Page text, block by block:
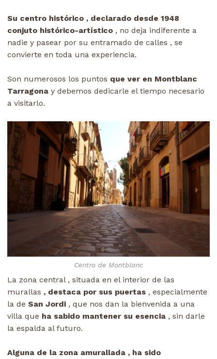
Su centro histórico , declarado desde 1948
conjuto histórico-artístico , no deja indiferente a
nadie y pasear por su entramado de calles , se
convierte en toda una experiencia.
Son numerosos los puntos que ver en Montblanc
Tarragona y debemos dedicarle el tiempo necesario
a visitarlo.
Centro de Montblanc
La zona central , situada en el interior de las
murallas , destaca por sus puertas , especialmente
la de San Jordi , que nos dan la bienvenida a una
villa que ha sabido mantener su esencia , sin darle
la espalda al futuro.
Alguna de la zona amurallada , ha sido